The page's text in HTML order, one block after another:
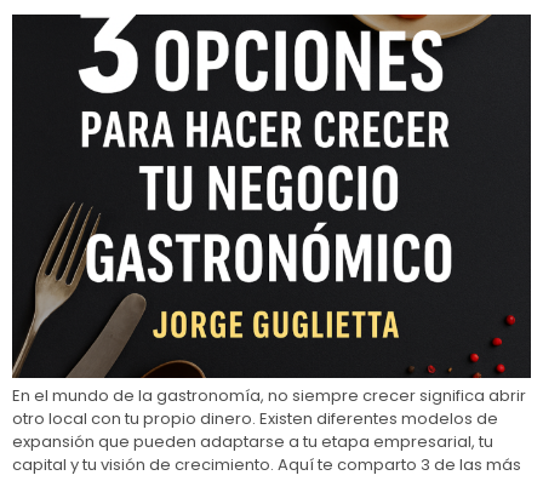
En el mundo de la gastronomía, no siempre crecer significa abrir
otro local con tu propio dinero. Existen diferentes modelos de
expansión que pueden adaptarse a tu etapa empresarial, tu
capital y tu visión de crecimiento. Aquí te comparto 3 de las más